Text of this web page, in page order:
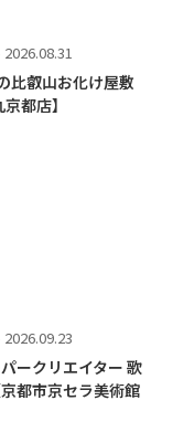
比叡山お化け屋敷
都店】
ークリエイター 歌
都市京セラ美術館